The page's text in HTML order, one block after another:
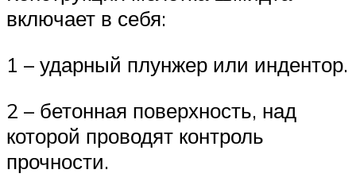
включает в себя:
1 – ударный плунжер или индентор.
2 – бетонная поверхность, над
которой проводят контроль
прочности.